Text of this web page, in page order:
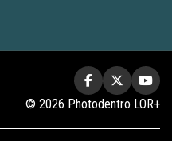
© 2026 Photodentro LOR+